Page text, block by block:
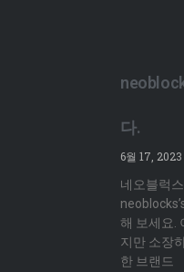
다.
6월 17, 2023
네오블럭
해 보세요.
지만 소장
한 브랜드